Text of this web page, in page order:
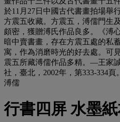
於11月27日中國古代書畫拍場舉
方震五收藏。方震五，溥儒門生
頗密，獲贈溥氏作品良多。《溥
暗中賣書畫，存在方震五處的私
寓，作為消磨時光的好去處。可
震五所藏溥儒作品多精。—王家
社，臺北，2002年，第333-334頁。
溥儒
行書四屏 水墨